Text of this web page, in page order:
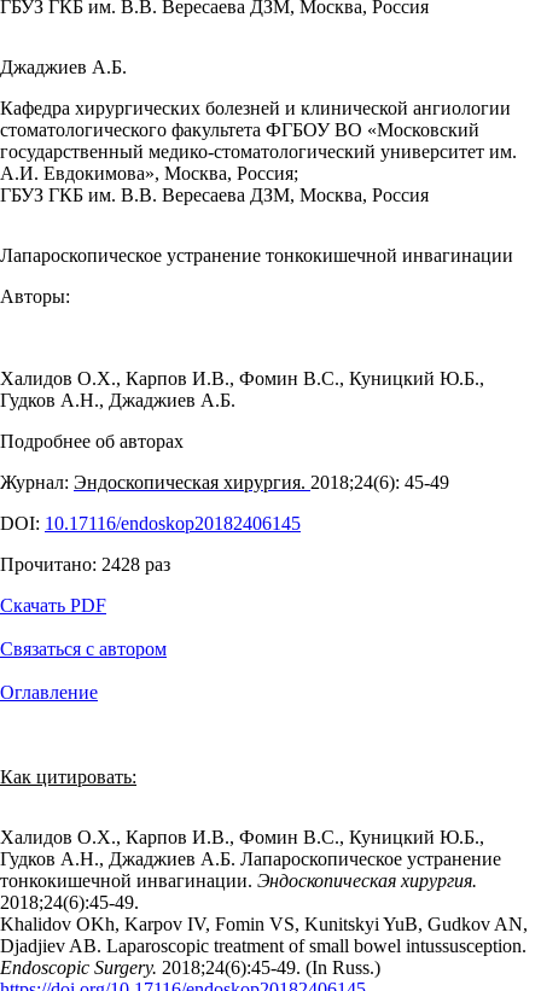
ГБУЗ ГКБ им. В.В. Вересаева ДЗМ, Москва, Россия
Джаджиев А.Б.
Кафедра хирургических болезней и клинической ангиологии
стоматологического факультета ФГБОУ ВО «Московский
государственный медико-стоматологический университет им.
А.И. Евдокимова», Москва, Россия;
ГБУЗ ГКБ им. В.В. Вересаева ДЗМ, Москва, Россия
Лапароскопическое устранение тонкокишечной инвагинации
Авторы:
Халидов О.Х., Карпов И.В., Фомин В.С., Куницкий Ю.Б.,
Гудков А.Н., Джаджиев А.Б.
Подробнее об авторах
Журнал: Эндоскопическая хирургия. 2018;24(6): 45‑49
DOI: 10.17116/endoskop20182406145
Прочитано: 2428 раз
Скачать PDF
Связаться с автором
Оглавление
Как цитировать:
Халидов О.Х., Карпов И.В., Фомин В.С., Куницкий Ю.Б.,
Гудков А.Н., Джаджиев А.Б. Лапароскопическое устранение
тонкокишечной инвагинации. Эндоскопическая хирургия.
2018;24(6):45‑49.
Khalidov OKh, Karpov IV, Fomin VS, Kunitskyi YuB, Gudkov AN,
Djadjiev AB. Laparoscopic treatment of small bowel intussusception.
Endoscopic Surgery. 2018;24(6):45‑49. (In Russ.)